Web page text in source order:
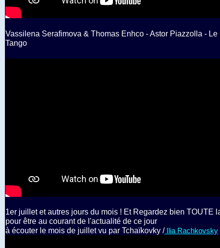
Vassilena Serafimova & Thomas Enhco - Astor Piazzolla - Le
Tango
1er juillet et autres jours du mois ! Et Regardez bien TOUTE
pour être au courant de l'actualité de ce jour
à écouter le mois de juillet vu par Tchaïkovky /Ilia Rachkovsky